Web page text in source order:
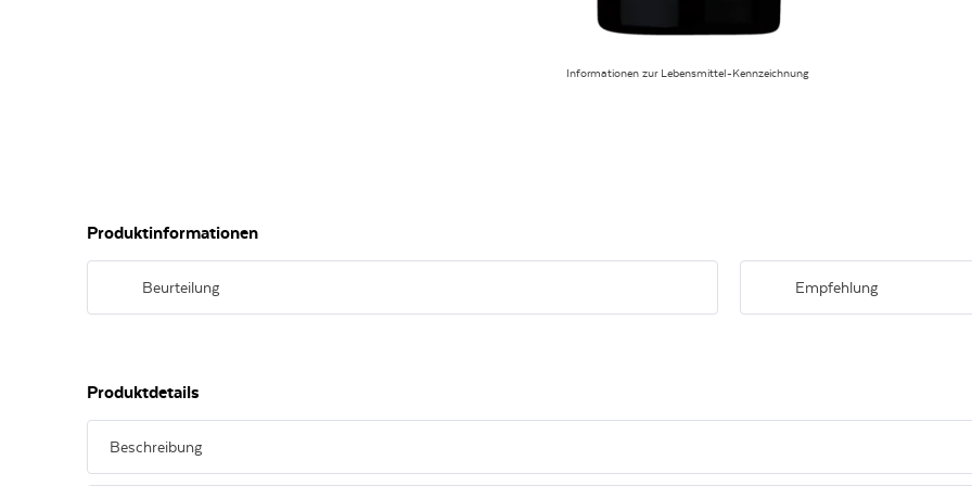
Informationen zur Lebensmittel-Kennzeichnung
Produktinformationen
Beurteilung Empfehlung
Produktdetails
Beschreibung